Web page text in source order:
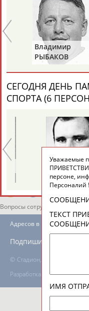
Камалудин
АБДУЛДАУДОВ
Абдула
ТАБЛО АКТИВНОСТИ
Вопросы сотрудничества и
© Стадион, 1998-2026
Разработка и поддержка
Адресов в новостной
Подпишись
Владимир
РЫБАКОВ
СЕГОДНЯ ДЕНЬ
СПОРТА (6
Александр
ЯГУБКИН
Уважаемые
персоне,
Персоналий !
ТЕКСТ
ИМЯ